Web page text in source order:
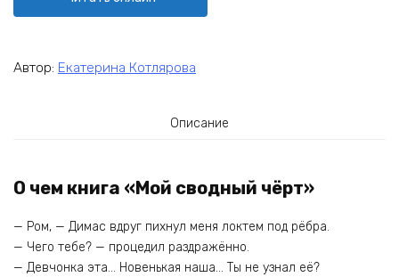
Автор: Екатерина Котлярова
Описание
О чем книга «Мой сводный чёрт»
— Ром, — Димас вдруг пихнул меня локтем под рёбра.
— Чего тебе? — процедил раздражённо.
— Девчонка эта… Новенькая наша… Ты не узнал её?